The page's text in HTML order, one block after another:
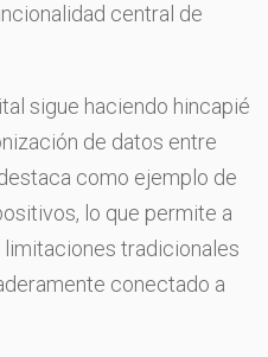
central de
sigue haciendo hincapié
de datos entre
como ejemplo de
lo que permite a
limitaciones tradicionales
conectado a